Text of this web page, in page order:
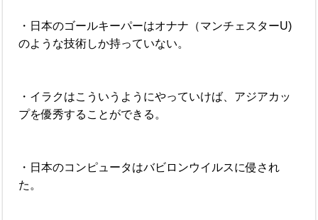
・日本のゴールキーパーはオナナ（マンチェスターU)
のような技術しか持っていない。
・イラクはこういうようにやっていけば、アジアカッ
プを優秀することができる。
・日本のコンピュータはバビロンウイルスに侵され
た。